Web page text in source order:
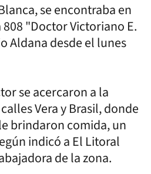
se encontraba en
"Doctor Victoriano E.
Aldana desde el lunes
se acercaron a la
Vera y Brasil, donde
brindaron comida, un
indicó a El Litoral
de la zona.